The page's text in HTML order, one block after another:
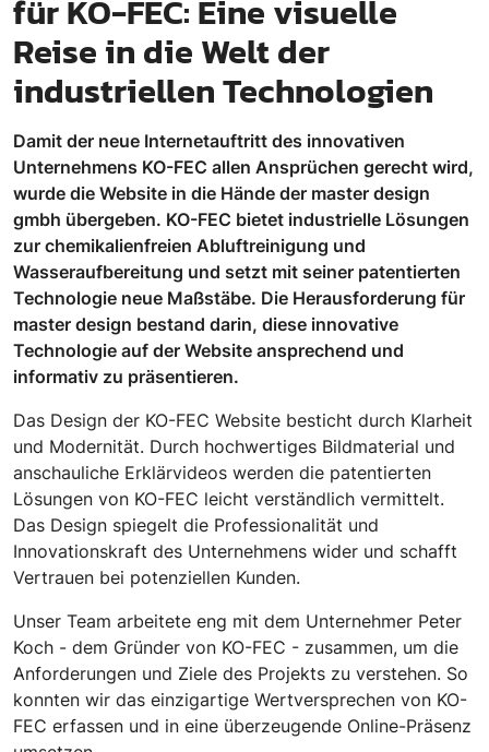
für KO-FEC: Eine visuelle
Reise in die Welt der
industriellen Technologien
Damit der neue Internetauftritt des innovativen
Unternehmens KO-FEC allen Ansprüchen gerecht wird,
wurde die Website in die Hände der master design
gmbh übergeben. KO-FEC bietet industrielle Lösungen
zur chemikalienfreien Abluftreinigung und
Wasseraufbereitung und setzt mit seiner patentierten
Technologie neue Maßstäbe. Die Herausforderung für
master design bestand darin, diese innovative
Technologie auf der Website ansprechend und
informativ zu präsentieren.
Das Design der KO-FEC Website besticht durch Klarheit
und Modernität. Durch hochwertiges Bildmaterial und
anschauliche Erklärvideos werden die patentierten
Lösungen von KO-FEC leicht verständlich vermittelt.
Das Design spiegelt die Professionalität und
Innovationskraft des Unternehmens wider und schafft
Vertrauen bei potenziellen Kunden.
Unser Team arbeitete eng mit dem Unternehmer Peter
Koch - dem Gründer von KO-FEC - zusammen, um die
Anforderungen und Ziele des Projekts zu verstehen. So
konnten wir das einzigartige Wertversprechen von KO-
FEC erfassen und in eine überzeugende Online-Präsenz